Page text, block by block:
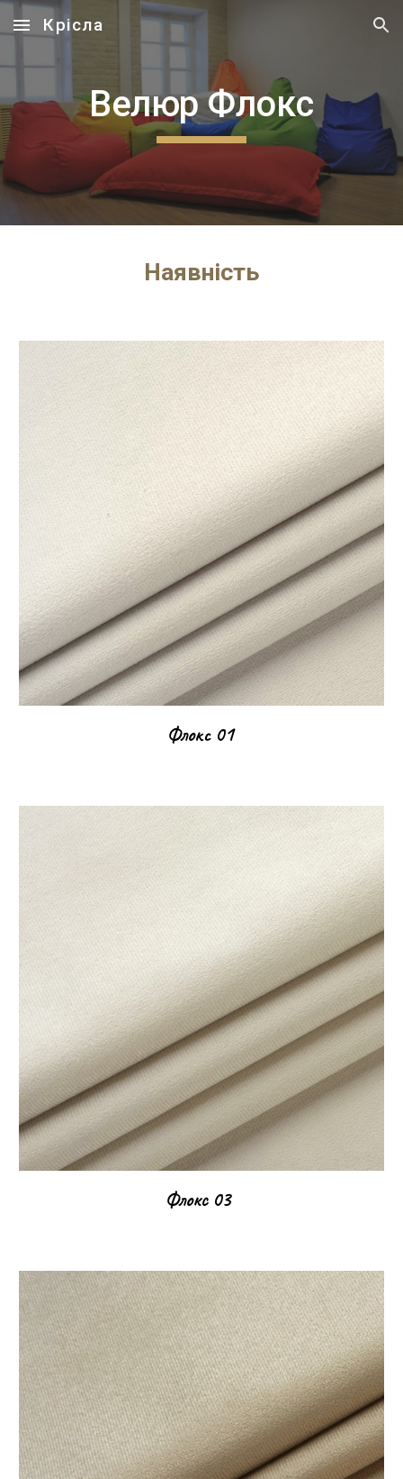
Skip to main content Skip to navigation
Крісла
Велюр Флокс
Наявність
Флокс 01
Флокс 03